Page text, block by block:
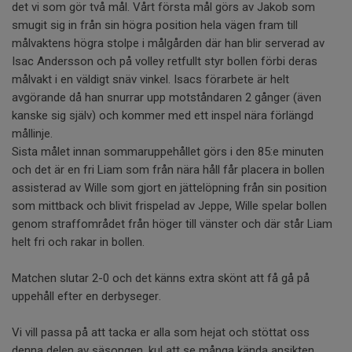
det vi som gör två mål. Vårt första mål görs av Jakob som
smugit sig in från sin högra position hela vägen fram till
målvaktens högra stolpe i målgården där han blir serverad av
Isac Andersson och på volley retfullt styr bollen förbi deras
målvakt i en väldigt snäv vinkel. Isacs förarbete är helt
avgörande då han snurrar upp motståndaren 2 gånger (även
kanske sig själv) och kommer med ett inspel nära förlängd
mållinje.
Sista målet innan sommaruppehållet görs i den 85:e minuten
och det är en fri Liam som från nära håll får placera in bollen
assisterad av Wille som gjort en jättelöpning från sin position
som mittback och blivit frispelad av Jeppe, Wille spelar bollen
genom straffområdet från höger till vänster och där står Liam
helt fri och rakar in bollen.
Matchen slutar 2-0 och det känns extra skönt att få gå på
uppehåll efter en derbyseger.
Vi vill passa på att tacka er alla som hejat och stöttat oss